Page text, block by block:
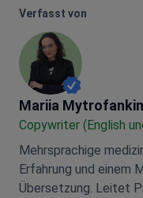
Verfasst von
Mariia Mytrofankina
Mariia
Copywriter (English
Mehrsprachige
Erfahrung und einem
Übersetzung. Leitet